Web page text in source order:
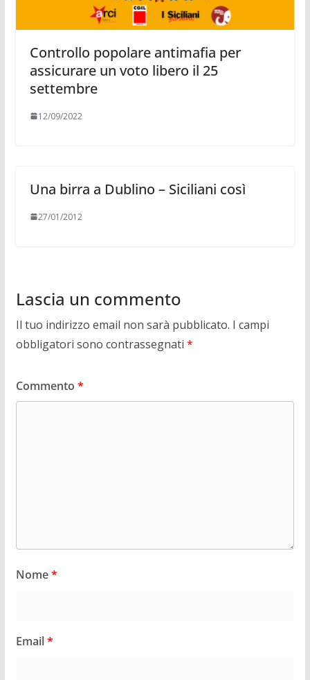
Controllo popolare antimafia per
assicurare un voto libero il 25
settembre
12/09/2022
Una birra a Dublino – Siciliani così
27/01/2012
Lascia un commento
Il tuo indirizzo email non sarà pubblicato. I campi
obbligatori sono contrassegnati *
Commento *
Nome*
Email*